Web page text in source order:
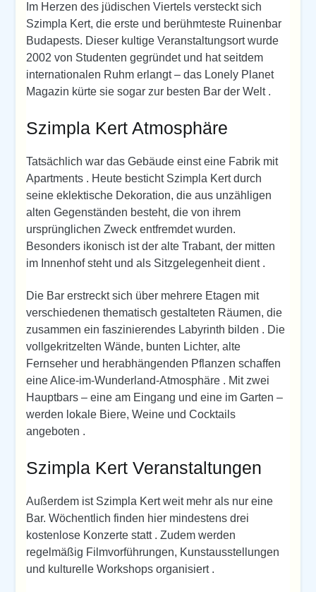
Im Herzen des jüdischen Viertels versteckt sich
Szimpla Kert, die erste und berühmteste Ruinenbar
Budapests. Dieser kultige Veranstaltungsort wurde
2002 von Studenten gegründet und hat seitdem
internationalen Ruhm erlangt – das Lonely Planet
Magazin kürte sie sogar zur besten Bar der Welt .
Szimpla Kert Atmosphäre
Tatsächlich war das Gebäude einst eine Fabrik mit
Apartments . Heute besticht Szimpla Kert durch
seine eklektische Dekoration, die aus unzähligen
alten Gegenständen besteht, die von ihrem
ursprünglichen Zweck entfremdet wurden.
Besonders ikonisch ist der alte Trabant, der mitten
im Innenhof steht und als Sitzgelegenheit dient .
Die Bar erstreckt sich über mehrere Etagen mit
verschiedenen thematisch gestalteten Räumen, die
zusammen ein faszinierendes Labyrinth bilden . Die
vollgekritzelten Wände, bunten Lichter, alte
Fernseher und herabhängenden Pflanzen schaffen
eine Alice-im-Wunderland-Atmosphäre . Mit zwei
Hauptbars – eine am Eingang und eine im Garten –
werden lokale Biere, Weine und Cocktails
angeboten .
Szimpla Kert Veranstaltungen
Außerdem ist Szimpla Kert weit mehr als nur eine
Bar. Wöchentlich finden hier mindestens drei
kostenlose Konzerte statt . Zudem werden
regelmäßig Filmvorführungen, Kunstausstellungen
und kulturelle Workshops organisiert .